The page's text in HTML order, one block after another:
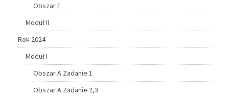
Obszar E
Moduł II
Rok 2024
Moduł I
Obszar A Zadanie 1
Obszar A Zadanie 2,3